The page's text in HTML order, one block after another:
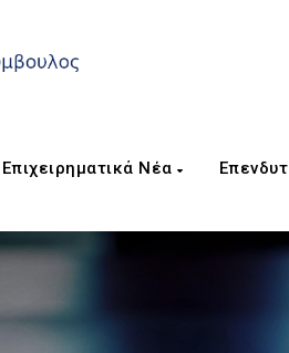
Επιχειρηματικά Νέα